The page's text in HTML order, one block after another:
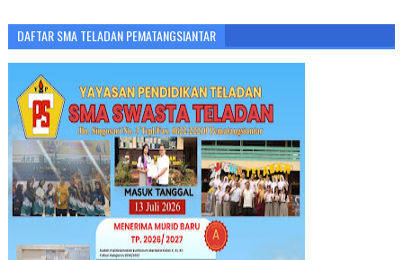
DAFTAR SMA TELADAN PEMATANGSIANTAR